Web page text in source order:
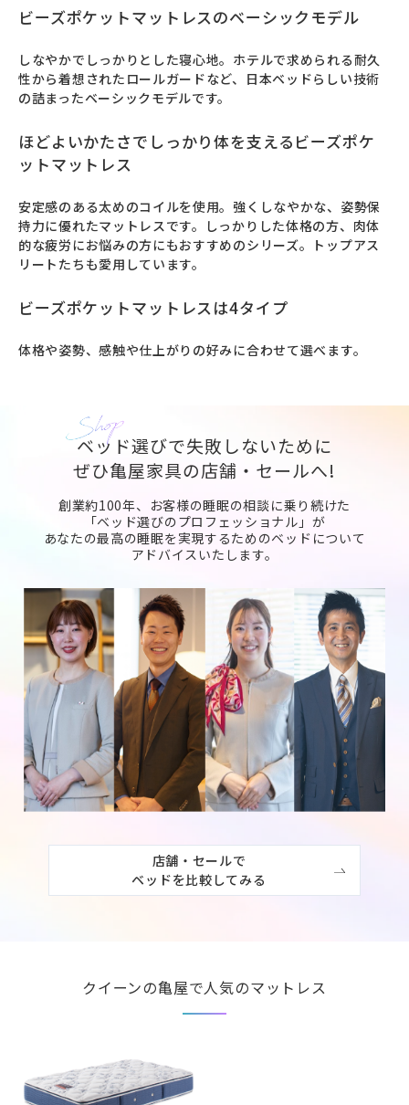
ビーズポケットマットレスのベーシックモデル
しなやかでしっかりとした寝心地。ホテルで求められる耐久
性から着想されたロールガードなど、日本ベッドらしい技術
の詰まったベーシックモデルです。
ほどよいかたさでしっかり体を支えるビーズポケ
ットマットレス
安定感のある太めのコイルを使用。強くしなやかな、姿勢保
持力に優れたマットレスです。しっかりした体格の方、肉体
的な疲労にお悩みの方にもおすすめのシリーズ。トップアス
リートたちも愛用しています。
ビーズポケットマットレスは4タイプ
体格や姿勢、感触や仕上がりの好みに合わせて選べます。
ベッド選びで失敗しないために
ぜひ亀屋家具の店舗・セールへ!
創業約100年、お客様の睡眠の相談に乗り続けた
「ベッド選びのプロフェッショナル」が
あなたの最高の睡眠を実現するためのベッドについて
アドバイスいたします。
店舗・セールで
ベッドを比較してみる
クイーンの亀屋で人気のマットレス